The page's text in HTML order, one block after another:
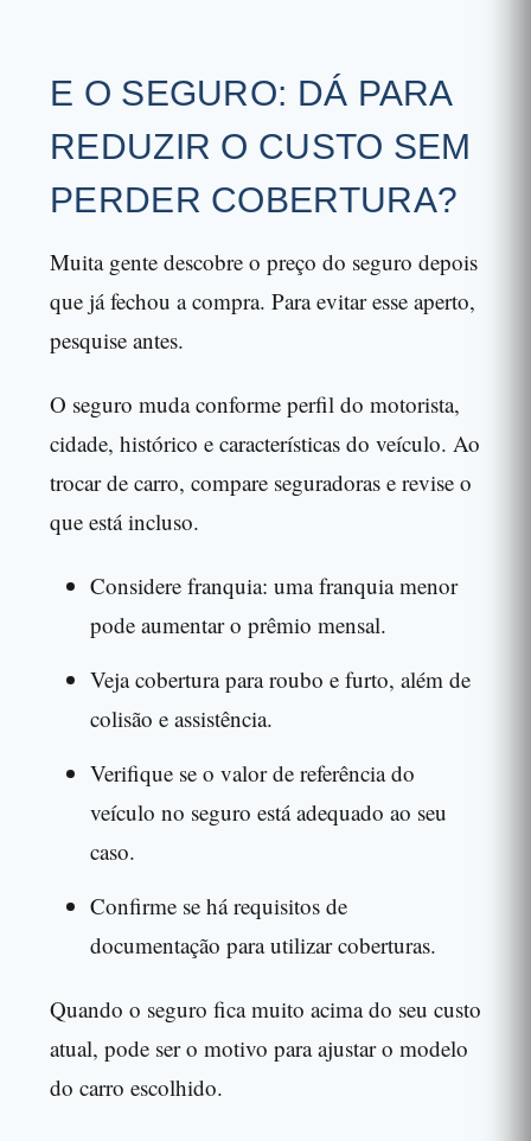
E O SEGURO: DÁ PARA
REDUZIR O CUSTO SEM
PERDER COBERTURA?
Muita gente descobre o preço do seguro depois
que já fechou a compra. Para evitar esse aperto,
pesquise antes.
O seguro muda conforme perfil do motorista,
cidade, histórico e características do veículo. Ao
trocar de carro, compare seguradoras e revise o
que está incluso.
Considere franquia: uma franquia menor
pode aumentar o prêmio mensal.
Veja cobertura para roubo e furto, além de
colisão e assistência.
Verifique se o valor de referência do
veículo no seguro está adequado ao seu
caso.
Confirme se há requisitos de
documentação para utilizar coberturas.
Quando o seguro fica muito acima do seu custo
atual, pode ser o motivo para ajustar o modelo
do carro escolhido.